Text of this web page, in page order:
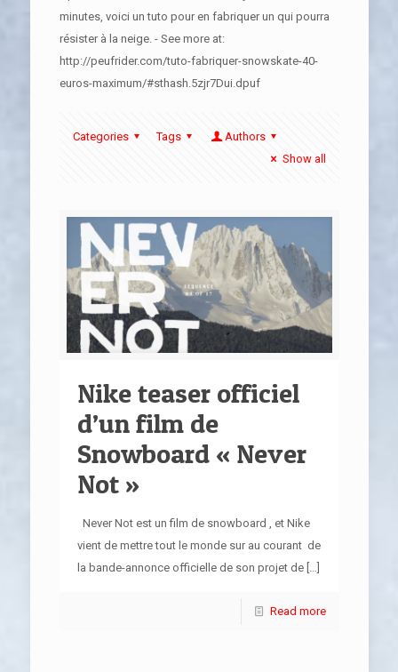
minutes, voici un tuto pour en fabriquer un qui pourra
résister à la neige. - See more at:
http://peufrider.com/tuto-fabriquer-snowskate-40-
euros-maximum/#sthash.5zjr7Dui.dpuf
Categories Tags
Authors
Show all
Nike teaser officiel
d’un film de
Snowboard « Never
Not »
Never Not est un film de snowboard , et Nike
vient de mettre tout le monde sur au courant de
la bande-annonce officielle de son projet de[…]
Read more